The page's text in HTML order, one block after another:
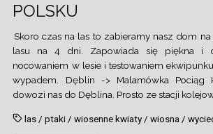
POLSKU
Skoro czas na las to zabieramy nasz dom
lasu na 4 dni. Zapowiada się piękna i
nocowaniem w lesie i testowaniem
wypadem. Dęblin -> Malamówka Pociąg
dowozi nas do Dęblina. Prosto ze stacji
las/ ptaki/ wiosenne kwiaty/ wiosna /